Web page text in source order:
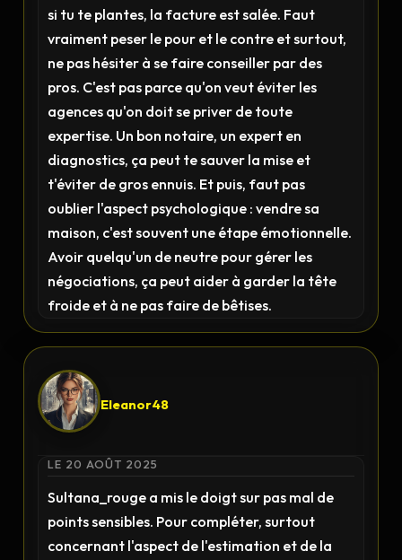
si tu te plantes, la facture est salée. Faut
vraiment peser le pour et le contre et surtout,
ne pas hésiter à se faire conseiller par des
pros. C'est pas parce qu'on veut éviter les
agences qu'on doit se priver de toute
expertise. Un bon notaire, un expert en
diagnostics, ça peut te sauver la mise et
t'éviter de gros ennuis. Et puis, faut pas
oublier l'aspect psychologique : vendre sa
maison, c'est souvent une étape émotionnelle.
Avoir quelqu'un de neutre pour gérer les
négociations, ça peut aider à garder la tête
froide et à ne pas faire de bêtises.
Eleanor48
LE 20 AOÛT 2025
Sultana_rouge a mis le doigt sur pas mal de
points sensibles. Pour compléter, surtout
concernant l'aspect de l'estimation et de la